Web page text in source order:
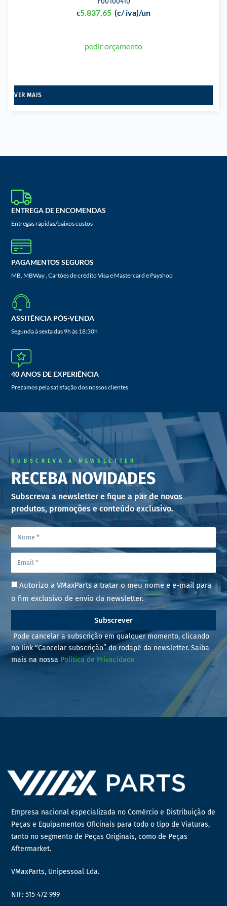
€5.837,65 (c/ iva)/un
pedir orçamento
VER MAIS
ENTREGA DE ENCOMENDAS
Entregas rápidas/baixos custos
PAGAMENTOS SEGUROS
MB, MBWay , Cartões de crédito Visa e Mastercard e Payshop
ASSITÊNCIA PÓS-VENDA
Segunda à sexta das 9h às 18:30h
40 ANOS DE EXPERIÊNCIA
Prezamos pela satisfação dos nossos clientes
SUBSCREVA A NEWSLETTER
RECEBA NOVIDADES
Subscreva a newsletter e fique a par de novos
produtos, promoções e conteúdo exclusivo.
Autorizo a VMaxParts a tratar o meu nome e e-mail para
o fim exclusivo de envio da newsletter.
Subscrever
Pode cancelar a subscrição em qualquer momento, clicando
no link “Cancelar subscrição” do rodapé da newsletter. Saiba
mais na nossa Política de Privacidade
Empresa nacional especializada no Comércio e Distribuição de
Peças e Equipamentos Oficinais para todo o tipo de Viaturas,
tanto no segmento de Peças Originais, como de Peças
Aftermarket.
VMaxParts, Unipessoal Lda.
NIF: 515 472 999